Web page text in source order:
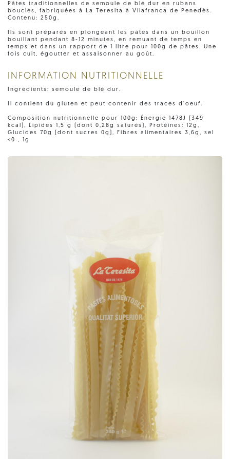
Pâtes traditionnelles de semoule de blé dur en rubans
bouclés, fabriquées à La Teresita à Vilafranca de Penedès.
Contenu: 250g.
Ils sont préparés en plongeant les pâtes dans un bouillon
bouillant pendant 8-12 minutes, en remuant de temps en
temps et dans un rapport de 1 litre pour 100g de pâtes. Une
fois cuit, égoutter et assaisonner au goût.
INFORMATION NUTRITIONNELLE
Ingrédients: semoule de blé dur.
Il contient du gluten et peut contenir des traces d'oeuf.
Composition nutritionnelle pour 100g: Énergie 1478J (349
kcal), Lipides 1,5 g (dont 0,28g saturés), Protéines: 12g,
Glucides 70g (dont sucres 0g), Fibres alimentaires 3,6g, sel
<0 , 1g